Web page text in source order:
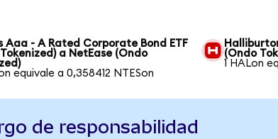
Aaa - A Rated Corporate Bond ETF
a NetEase (Ondo
equivale a 0,358412 NTESon
(Ondo
1 HALon
de responsabilidad